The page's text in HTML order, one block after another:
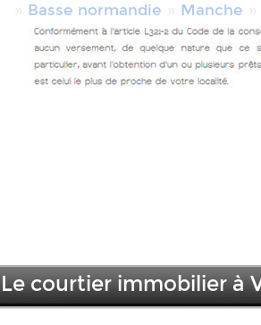
Basse normandie Manche
Le courtier immobilier à